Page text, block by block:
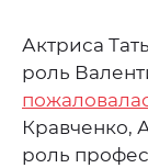
Актриса
роль
Кравченко,
роль